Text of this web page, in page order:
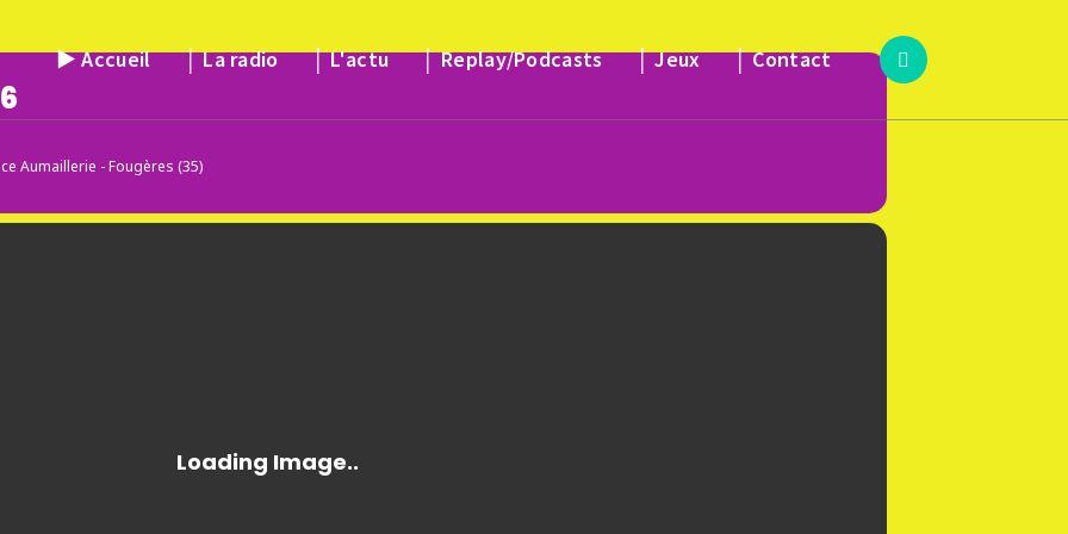
► Accueil │ La radio │ L'actu │ Replay/Podcasts │ Jeux │ Contact
Aumaillerie - Fougères (35)